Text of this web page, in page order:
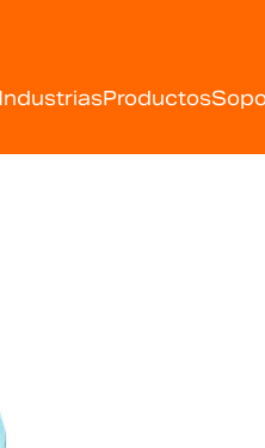
IndustriasProductos